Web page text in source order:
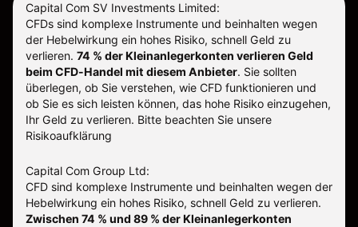
Capital Com SV Investments Limited:
CFDs sind komplexe Instrumente und beinhalten wegen
der Hebelwirkung ein hohes Risiko, schnell Geld zu
verlieren. 74 % der Kleinanlegerkonten verlieren Geld
beim CFD-Handel mit diesem Anbieter. Sie sollten
überlegen, ob Sie verstehen, wie CFD funktionieren und
ob Sie es sich leisten können, das hohe Risiko einzugehen,
Ihr Geld zu verlieren. Bitte beachten Sie unsere
Risikoaufklärung
Capital Com Group Ltd:
CFD sind komplexe Instrumente und beinhalten wegen der
Hebelwirkung ein hohes Risiko, schnell Geld zu verlieren.
Zwischen 74 % und 89 % der Kleinanlegerkonten